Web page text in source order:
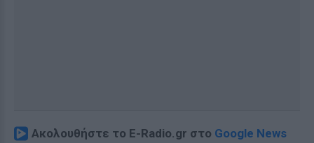
Ακολουθήστε το E-Radio.gr στο Google News